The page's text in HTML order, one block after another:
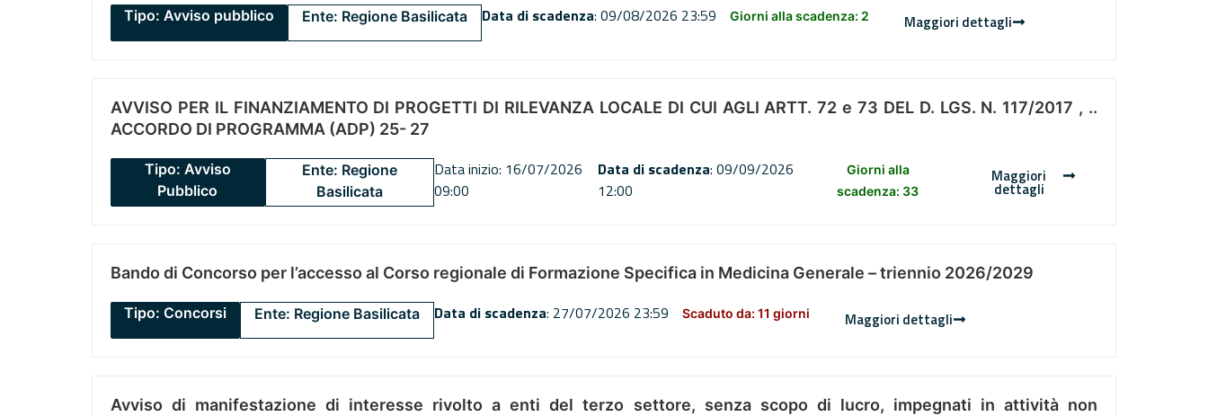
Tipo: Avviso pubblico Ente: Regione Basilicata Data di scadenza: 09/08/2026 23:59 Giorni alla scadenza: 2 Maggiori dettagli
AVVISO PER IL FINANZIAMENTO DI PROGETTI DI RILEVANZA LOCALE DI CUI AGLI ARTT. 72 e 73 DEL D. LGS. N. 117/2017 , ..
ACCORDO DI PROGRAMMA (ADP) 25- 27
Tipo: Avviso
Pubblico
Ente: Regione
Basilicata
Data inizio: 16/07/2026
09:00
Data di scadenza: 09/09/2026
12:00
Giorni alla
scadenza: 33
Maggiori
dettagli
Bando di Concorso per l’accesso al Corso regionale di Formazione Specifica in Medicina Generale – triennio 2026/2029
Tipo: Concorsi Ente: Regione Basilicata Data di scadenza: 27/07/2026 23:59 Scaduto da: 11 giorni Maggiori dettagli
Avviso di manifestazione di interesse rivolto a enti del terzo settore, senza scopo di lucro, impegnati in attività non